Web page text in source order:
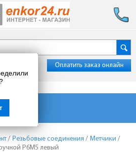
Оплатить заказ онлайн
/ Резьбовые соединения / Метчики /
Р6М5 левый